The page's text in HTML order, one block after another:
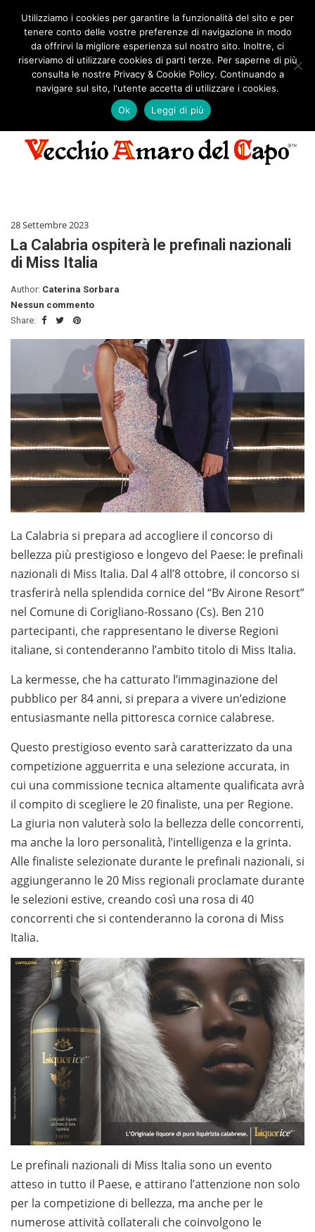
Rilancio culturale dalla Calabria in Italia e nel mondo
MENU
for:
Utilizziamo i cookies per garantire la funzionalità del sito e per
tenere conto delle vostre preferenze di navigazione in modo
da offrirvi la migliore esperienza sul nostro sito. Inoltre, ci
riserviamo di utilizzare cookies di parti terze. Per saperne di più
consulta le nostre Privacy & Cookie Policy. Continuando a
navigare sul sito, l'utente accetta di utilizzare i cookies.
Ok
Leggi di più
28 Settembre 2023
La Calabria ospiterà le prefinali nazionali
di Miss Italia
Author: Caterina Sorbara
Nessun commento
Share:
La Calabria si prepara ad accogliere il concorso di
bellezza più prestigioso e longevo del Paese: le prefinali
nazionali di Miss Italia. Dal 4 all’8 ottobre, il concorso si
trasferirà nella splendida cornice del “Bv Airone Resort”
nel Comune di Corigliano-Rossano (Cs). Ben 210
partecipanti, che rappresentano le diverse Regioni
italiane, si contenderanno l’ambito titolo di Miss Italia.
La kermesse, che ha catturato l’immaginazione del
pubblico per 84 anni, si prepara a vivere un’edizione
entusiasmante nella pittoresca cornice calabrese.
Questo prestigioso evento sarà caratterizzato da una
competizione agguerrita e una selezione accurata, in
cui una commissione tecnica altamente qualificata avrà
il compito di scegliere le 20 finaliste, una per Regione.
La giuria non valuterà solo la bellezza delle concorrenti,
ma anche la loro personalità, l’intelligenza e la grinta.
Alle finaliste selezionate durante le prefinali nazionali, si
aggiungeranno le 20 Miss regionali proclamate durante
le selezioni estive, creando così una rosa di 40
concorrenti che si contenderanno la corona di Miss
Italia.
Le prefinali nazionali di Miss Italia sono un evento
atteso in tutto il Paese, e attirano l’attenzione non solo
per la competizione di bellezza, ma anche per le
numerose attività collaterali che coinvolgono le